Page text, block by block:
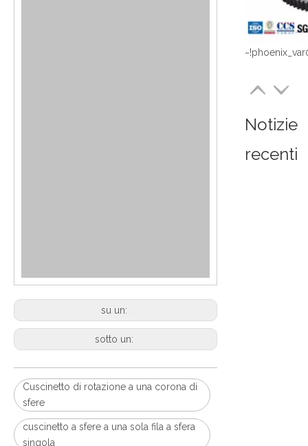
su un:
sotto un:
Cuscinetto di rotazione a una corona di
sfere
cuscinetto a sfere a una sola fila a sfera
singola
Notizie
recenti